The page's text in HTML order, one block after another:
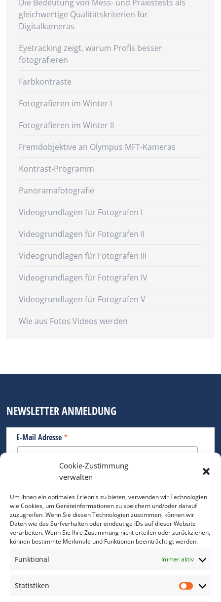
Cookie-Zustimmung
verwalten
Um Ihnen ein optimales Erlebnis zu bieten, verwenden wir Technologien
wie Cookies, um Geräteinformationen zu speichern und/oder darauf
zuzugreifen. Wenn Sie diesen Technologien zustimmen, können wir
Daten wie das Surfverhalten oder eindeutige IDs auf dieser Website
verarbeiten. Wenn Sie Ihre Zustimmung nicht erteilen oder zurückziehen,
können bestimmte Merkmale und Funktionen beeinträchtigt werden.
Funktional Immer aktiv
Statistiken
Die Bedeutung von Mess- und Praxistests als
gleichwertige Qualitätskriterien für
Digitalkameras
Eyetracking zeigt, warum Profis besser
fotografieren
Farbkontraste
Fotografieren im Winter I
Fotografieren im Winter II
Fremdobjektive an Olympus MFT-Kameras
Kontrast-Programm
Panoramafotografie
Videogrundlagen für Fotografen I
Videogrundlagen für Fotografen II
Videogrundlagen für Fotografen III
Videogrundlagen für Fotografen IV
Videogrundlagen für Fotografen V
Wie aus Fotos Videos werden
NEWSLETTER ANMELDUNG
E-Mail Adresse *
Bitte geben Sie Ihre E-Mail Adresse ein.
*